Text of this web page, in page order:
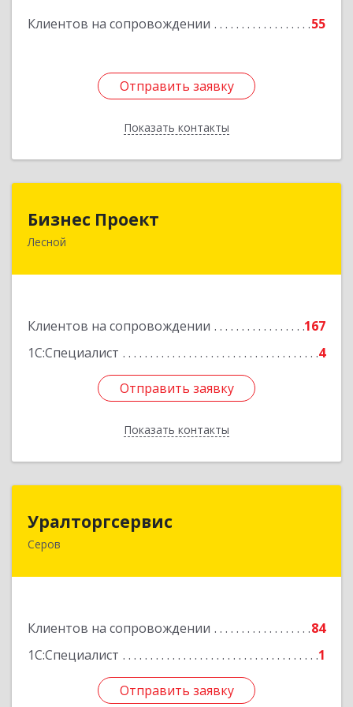
Клиентов на сопровождении 55
Отправить заявку
Показать контакты
Отправить заявку
Назад
Бизнес Проект
Лесной
Клиентов на сопровождении
167
1С:Специалист
4
Отправить заявку
Показать контакты
624200, Свердловская обл, Лесной г, Сиротина
Отправить заявку
Назад
Уралторгсервис
Серов
Клиентов на сопровождении
84
1С:Специалист
1
Отправить заявку
624980, Свердловская обл, Серов г, Кирова ул,
Отправить заявку